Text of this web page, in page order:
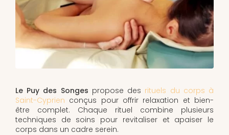
Le Puy des Songes propose des rituels du corps à
Saint-Cyprien conçus pour offrir relaxation et bien-
être complet. Chaque rituel combine plusieurs
techniques de soins pour revitaliser et apaiser le
corps dans un cadre serein.